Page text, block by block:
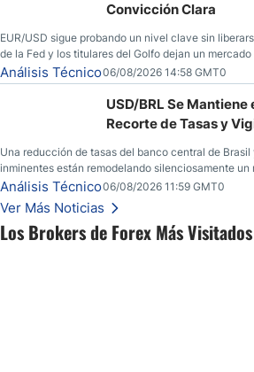
Los Brokers de Forex Más Visitados
Convicción Clara
EUR/USD sigue probando un nivel clave sin
de la Fed y los titulares del Golfo dejan un
convicción real.
Análisis Técnico06/08/2026 14:58 GMT0
USD/BRL Se Mantiene
Recorte de Tasas y
Una reducción de tasas del banco central de
inminentes están remodelando silenciosamente un
Una reducción de tasas por parte del banco central
inminentes están remodelando silenciosamente un
Esto es lo que los traders están observando a
Análisis Técnico06/08/2026 11:59 GMT0
Ver Más Noticias